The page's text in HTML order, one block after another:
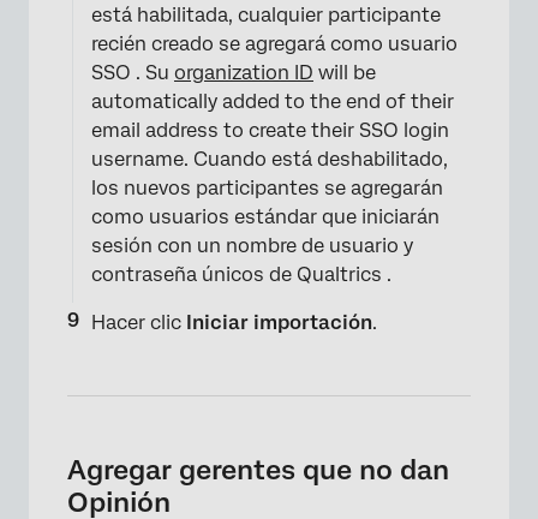
está habilitada, cualquier participante
recién creado se agregará como usuario
SSO . Su organization ID will be
automatically added to the end of their
email address to create their SSO login
username. Cuando está deshabilitado,
los nuevos participantes se agregarán
como usuarios estándar que iniciarán
sesión con un nombre de usuario y
contraseña únicos de Qualtrics .
Hacer clic Iniciar importación.
Agregar gerentes que no dan
Opinión